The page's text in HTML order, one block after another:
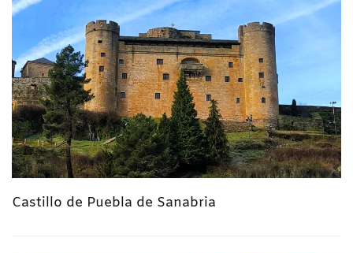
Castillo de Puebla de Sanabria